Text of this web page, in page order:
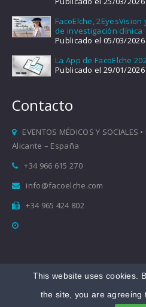
FacoElche,
de investigación clínica
Publicado el 05/03/2026
La App de FacoElche
Publicado el 29/01/2026
Contacto
EVENTOS MÉDICOS Y
Alicante – España
+34 966 615 270
info@facoelche.com
+34 965 424 802
Copyright © 2008-
This website uses cookies.
the site, you are agreeing